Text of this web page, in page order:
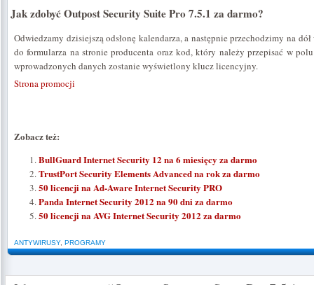
Jak zdobyć Outpost Security Suite Pro 7.5.1 za darmo?
Odwiedzamy dzisiejszą odsłonę kalendarza, a następnie przechodzimy na
do formularza na stronie producenta oraz kod, który należy przepisać w
wprowadzonych danych zostanie wyświetlony klucz licencyjny.
Strona promocji
Zobacz też:
BullGuard Internet Security 12 na 6 miesięcy za darmo
TrustPort Security Elements Advanced na rok za darmo
50 licencji na Ad-Aware Internet Security PRO
Panda Internet Security 2012 na 90 dni za darmo
50 licencji na AVG Internet Security 2012 za darmo
ANTYWIRUSY, PROGRAMY